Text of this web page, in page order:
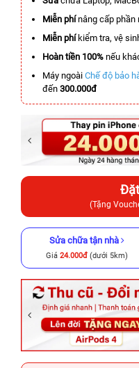
Miễn phínâng cấp phần
Miễn phíkiểm tra, vệ
Hoàn tiền 100% nếu
Máy ngoài Chế độ bảo
đến 300.000đ
(Tặng
Sửa chữa tận nhà
Giá 24.000đ(dưới 5km)